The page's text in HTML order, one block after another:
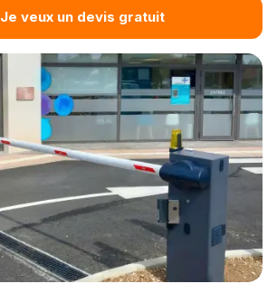
Je veux un devis gratuit